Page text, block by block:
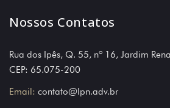
Nossos Contatos
Rua dos Ipês, Q. 55, nº 16, Jardim
CEP: 65.075-200
Email: contato@lpn.adv.br